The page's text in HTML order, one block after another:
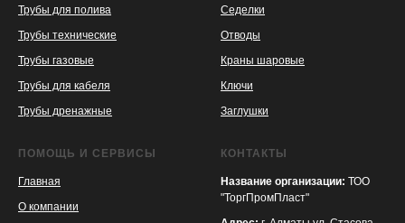
KASPI
SATU
WILDBERRIES
Трубы для полива
Трубы технические
Трубы газовые
Трубы для кабеля
Трубы дренажные
Седелки
Отводы
Краны шаровые
Ключи
Заглушки
ПОМОЩЬ И СЕРВИСЫ
Главная
О компании
КОНТАКТЫ
Название организации: ТОО
"ТоргПромПласт"